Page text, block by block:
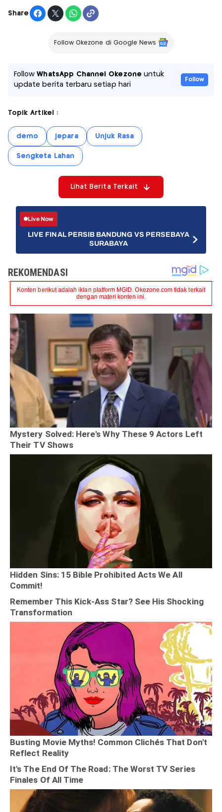
Share
Follow Okezone di Google News
FollowWhatsApp Channel Okezone untuk
update berita terbaru setiap hari
Follow
Topik Artikel :
demo jepara Unjuk Rasa
Sengketa Lahan
Lihat Berita Terkait
Live Now
LIVE FINAL PERSIB BANDUNG VS PERSEBAYA
SURABAYA